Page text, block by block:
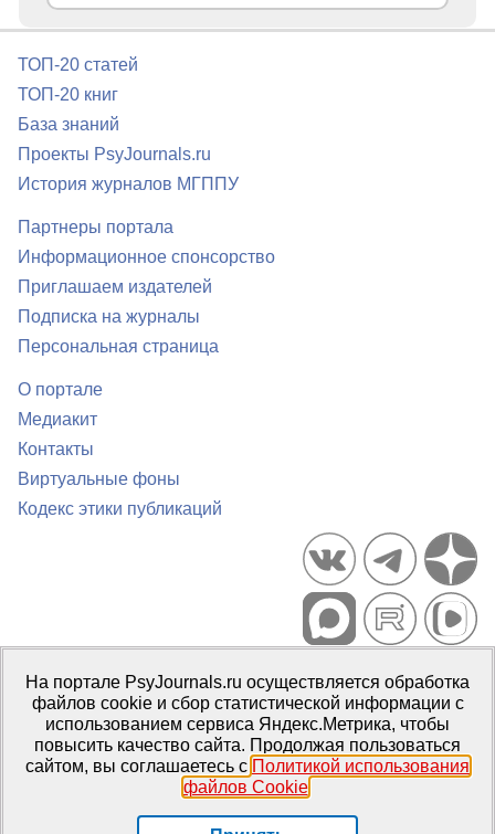
ТОП-20 статей
ТОП-20 книг
База знаний
Проекты PsyJournals.ru
История журналов МГППУ
Партнеры портала
Информационное спонсорство
Приглашаем издателей
Подписка на журналы
Персональная страница
О портале
Медиакит
Контакты
Виртуальные фоны
Кодекс этики публикаций
Портал психологических изданий PsyJournals.ru, 2007–2026
Правила использования материалов
Свидетельство регистрации СМИЭл № ФС77-66447 от 14 июля
2016 г.
Издатель: ФГБОУ ВО МГППУ
На портале PsyJournals.ru осуществляется обработка
файлов cookie и сбор статистической информации с
использованием сервиса Яндекс.Метрика, чтобы
повысить качество сайта. Продолжая пользоваться
сайтом, вы соглашаетесь с Политикой использования
файлов Cookie.